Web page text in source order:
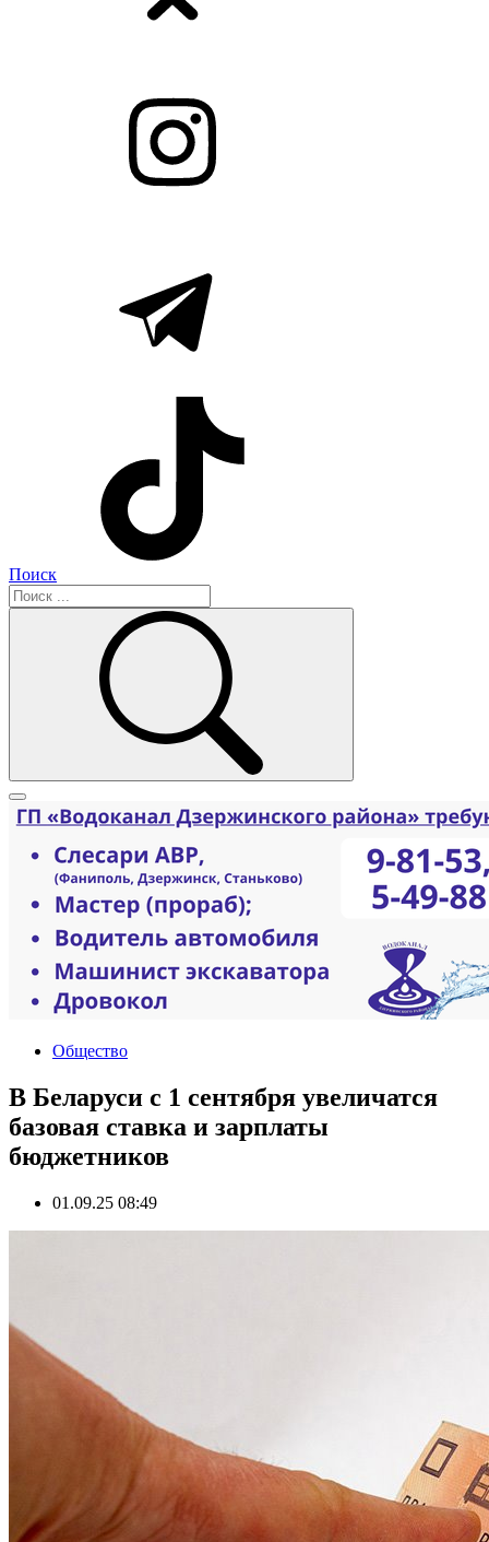
Поиск
Общество
В Беларуси с 1 сентября увеличатся
базовая ставка и зарплаты
бюджетников
01.09.25 08:49